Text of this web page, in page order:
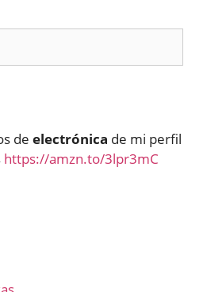
de electrónica de mi perfil
https://amzn.to/3lpr3mC